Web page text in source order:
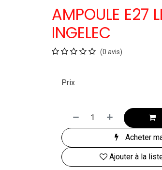
AMPOULE E27
INGELEC
(0 avis)
Acheter
Ajouter à la
Prix